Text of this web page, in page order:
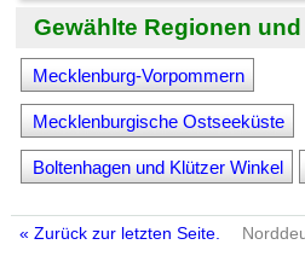
Gewählte Regionen
Mecklenburg-Vorpommern
Mecklenburgische Ostseeküste
Boltenhagen und Klützer Winkel
« Zurück zur letzten Seite.